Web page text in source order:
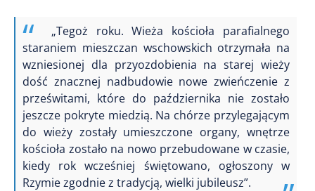
„Tegoż roku. Wieża kościoła parafialnego
staraniem mieszczan wschowskich otrzymała na
wzniesionej dla przyozdobienia na starej wieży
dość znacznej nadbudowie nowe zwieńczenie z
prześwitami, które do października nie zostało
jeszcze pokryte miedzią. Na chórze przylegającym
do wieży zostały umieszczone organy, wnętrze
kościoła zostało na nowo przebudowane w czasie,
kiedy rok wcześniej świętowano, ogłoszony w
Rzymie zgodnie z tradycją, wielki jubileusz”.